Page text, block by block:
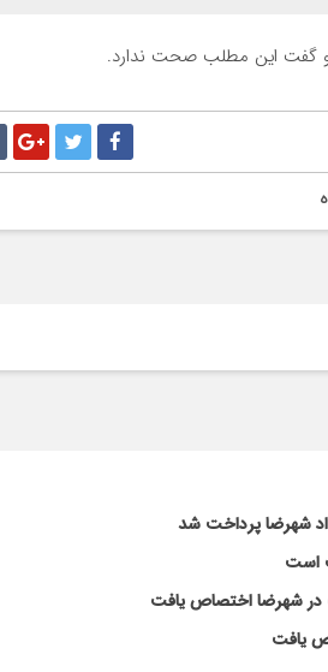
و گفت این مطلب صحت ندارد.
است